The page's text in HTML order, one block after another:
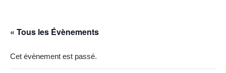
« Tous les Évènements
Cet évènement est passé.